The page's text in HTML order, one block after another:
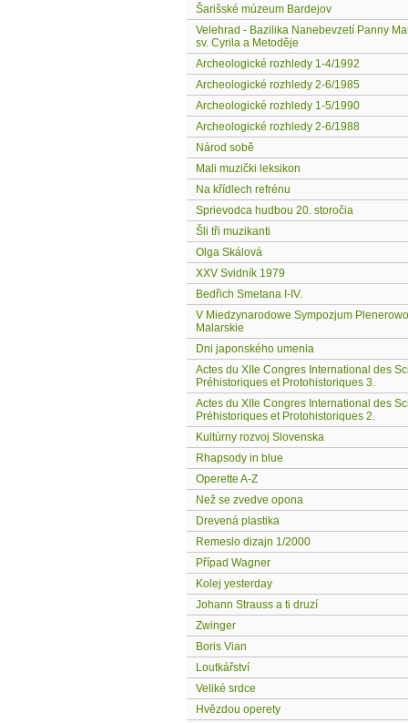
Šarišské múzeum Bardejov
Velehrad - Bazilika Nanebevzetí Panny
sv. Cyrila a Metoděje
Archeologické rozhledy 1-4/1992
Archeologické rozhledy 2-6/1985
Archeologické rozhledy 1-5/1990
Archeologické rozhledy 2-6/1988
Národ sobě
Mali muzički leksikon
Na křídlech refrénu
Sprievodca hudbou 20. storočia
Šli tři muzikanti
Olga Skálová
XXV Svidník 1979
Bedřich Smetana I-IV.
V Miedzynarodowe Sympozjum
Malarskie
Dni japonského umenia
Actes du XIIe Congres International des
Préhistoriques et Protohistoriques 3.
Actes du XIIe Congres International des
Préhistoriques et Protohistoriques 2.
Kultúrny rozvoj Slovenska
Rhapsody in blue
Operette A-Z
Než se zvedve opona
Drevená plastika
Remeslo dizajn 1/2000
Případ Wagner
Kolej yesterday
Johann Strauss a ti druzí
Zwinger
Boris Vian
Loutkářství
Veliké srdce
Hvězdou operety